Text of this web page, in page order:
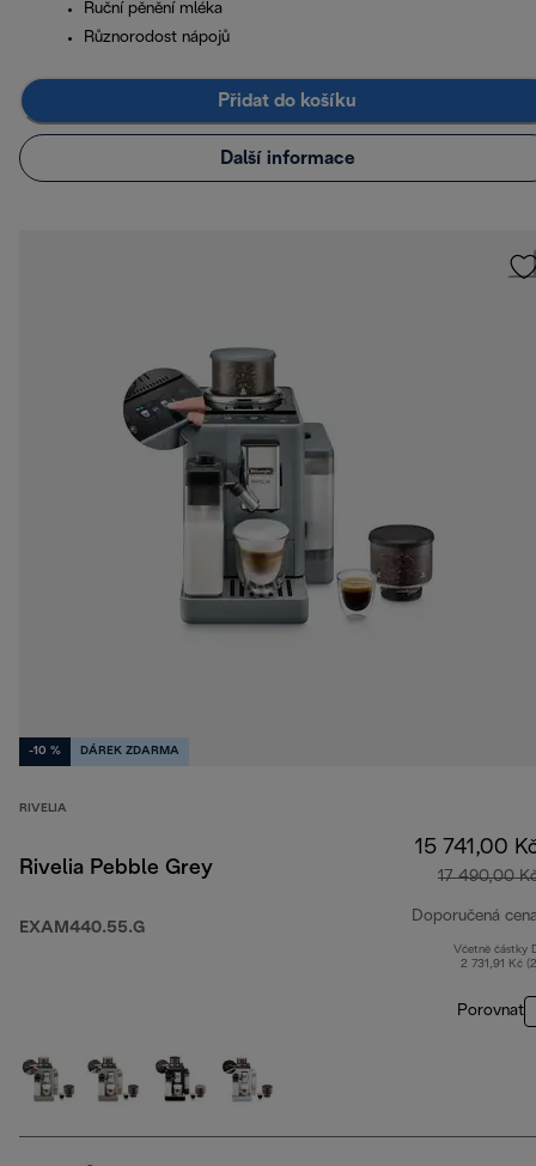
Ruční pěnění mléka
Různorodost nápojů
Přidat do košíku
Další informace
-10 % DÁREK ZDARMA
RIVELIA
Rivelia Pebble Grey
EXAM440.55.G
15 741,00
17 490,00
Doporučená
Včetně částky
2 731,91 Kč
Porovnat